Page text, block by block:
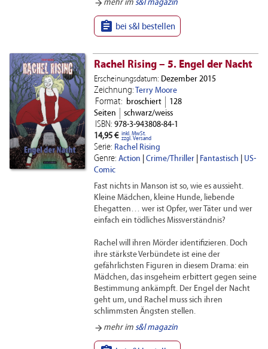
arrow_forward mehr im s&l magazin
 bei s&l bestellen
Rachel Rising – 5. Engel der Nacht
Erscheinungsdatum: Dezember 2015
Zeichnung: Terry Moore
Format: broschiert
128
Seiten
schwarz/weiss
ISBN: 978-3-943808-84-1
14,95 € inkl. MwSt.
zzgl. Versand
Serie: Rachel Rising
Genre: Action Crime/Thriller| Fantastisch
US-
Comic
Fast nichts in Manson ist so, wie es aussieht.
Kleine Mädchen, kleine Hunde, liebende
Ehegatten… wer ist Opfer, wer Täter und wer
einfach ein tödliches Missverständnis?
Rachel will ihren Mörder identifizieren. Doch
ihre stärkste Verbündete ist eine der
gefährlichsten Figuren in diesem Drama: ein
Mädchen, das insgeheim erbittert gegen seine
Bestimmung ankämpft. Der Engel der Nacht
geht um, und Rachel muss sich ihren
schlimmsten Ängsten stellen.
arrow_forward mehr im s&l magazin